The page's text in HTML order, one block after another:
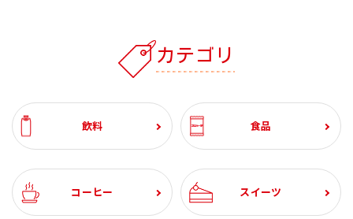
カテゴリ
飲料 食品
コーヒー スイーツ